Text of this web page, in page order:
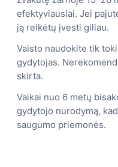
efektyviausiai. Jei
ją reikėtų įvesti giliau.
Vaisto naudokite tik
gydytojas.
skirta.
Vaikai nuo 6 metų
gydytojo nurodymą,
saugumo priemonės.